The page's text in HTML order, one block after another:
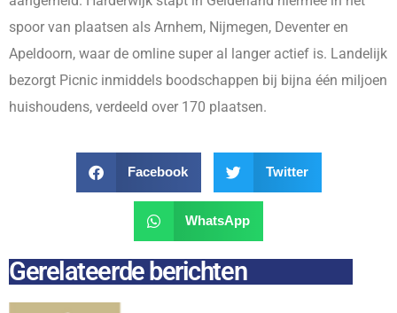
spoor van plaatsen als Arnhem, Nijmegen, Deventer en
Apeldoorn, waar de omline super al langer actief is. Landelijk
bezorgt Picnic inmiddels boodschappen bij bijna één miljoen
huishoudens, verdeeld over 170 plaatsen.
Facebook Twitter
WhatsApp
Gerelateerde berichten